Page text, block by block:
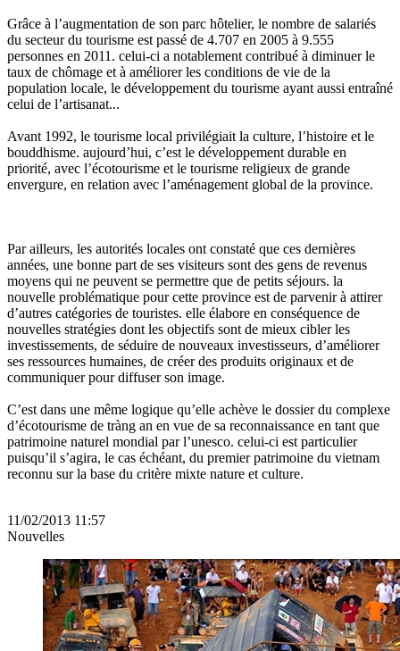
Grâce à l’augmentation de son parc hôtelier, le nombre de salariés
du secteur du tourisme est passé de 4.707 en 2005 à 9.555
personnes en 2011. celui-ci a notablement contribué à diminuer le
taux de chômage et à améliorer les conditions de vie de la
population locale, le développement du tourisme ayant aussi entraîné
celui de l’artisanat...
Avant 1992, le tourisme local privilégiait la culture, l’histoire et le
bouddhisme. aujourd’hui, c’est le développement durable en
priorité, avec l’écotourisme et le tourisme religieux de grande
envergure, en relation avec l’aménagement global de la province.
Par ailleurs, les autorités locales ont constaté que ces dernières
années, une bonne part de ses visiteurs sont des gens de revenus
moyens qui ne peuvent se permettre que de petits séjours. la
nouvelle problématique pour cette province est de parvenir à attirer
d’autres catégories de touristes. elle élabore en conséquence de
nouvelles stratégies dont les objectifs sont de mieux cibler les
investissements, de séduire de nouveaux investisseurs, d’améliorer
ses ressources humaines, de créer des produits originaux et de
communiquer pour diffuser son image.
C’est dans une même logique qu’elle achève le dossier du complexe
d’écotourisme de tràng an en vue de sa reconnaissance en tant que
patrimoine naturel mondial par l’unesco. celui-ci est particulier
puisqu’il s’agira, le cas échéant, du premier patrimoine du vietnam
reconnu sur la base du critère mixte nature et culture.
11/02/2013 11:57
Nouvelles